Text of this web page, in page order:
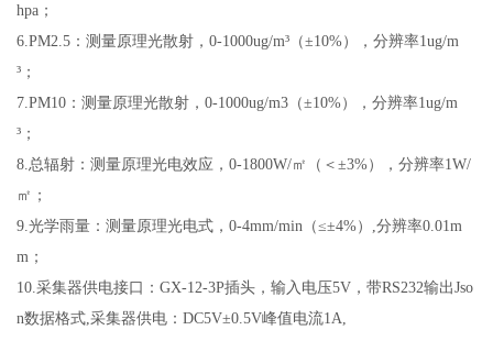
hpa ；
6.PM2.5 ：测量原理光散射，0-1000ug/m³（±10%），分辨率1ug/m
³；
7.PM10 ：测量原理光散射，0-1000ug/m3 （±10%），分辨率1ug/m
³；
8. 总辐射：测量原理光电效应 ，0-1800W/㎡（＜±3%），分辨率1W/
㎡；
9.光学雨量：测量原理光电式，0-4mm/min （≤±4%） ,分辨率0.01m
m ；
10.采集器供电接口：GX-12-3P插头，输入电压5V ，带RS232输出Jso
n数据格式 ,采集器供电：DC5V±0.5V峰值电流1A,